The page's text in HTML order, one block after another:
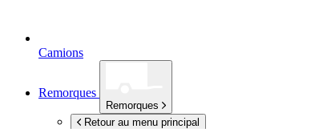
Camions
Remorques
Remorques
Retour au menu principal